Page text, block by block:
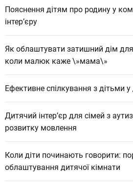
Пояснення дітям про родину у
інтер’єру
Як облаштувати затишний дім
коли малюк каже \»мама\»
Ефективне спілкування з дітьми
Дитячий інтер’єр для сімей з
розвитку мовлення
Коли діти починають говорити:
облаштування дитячої кімнати